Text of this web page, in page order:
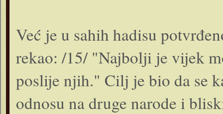
Već je u sahih hadisu
rekao: /15/ "Najbolji je vijek
poslije njih." Cilj je bio da se
odnosu na druge narode i